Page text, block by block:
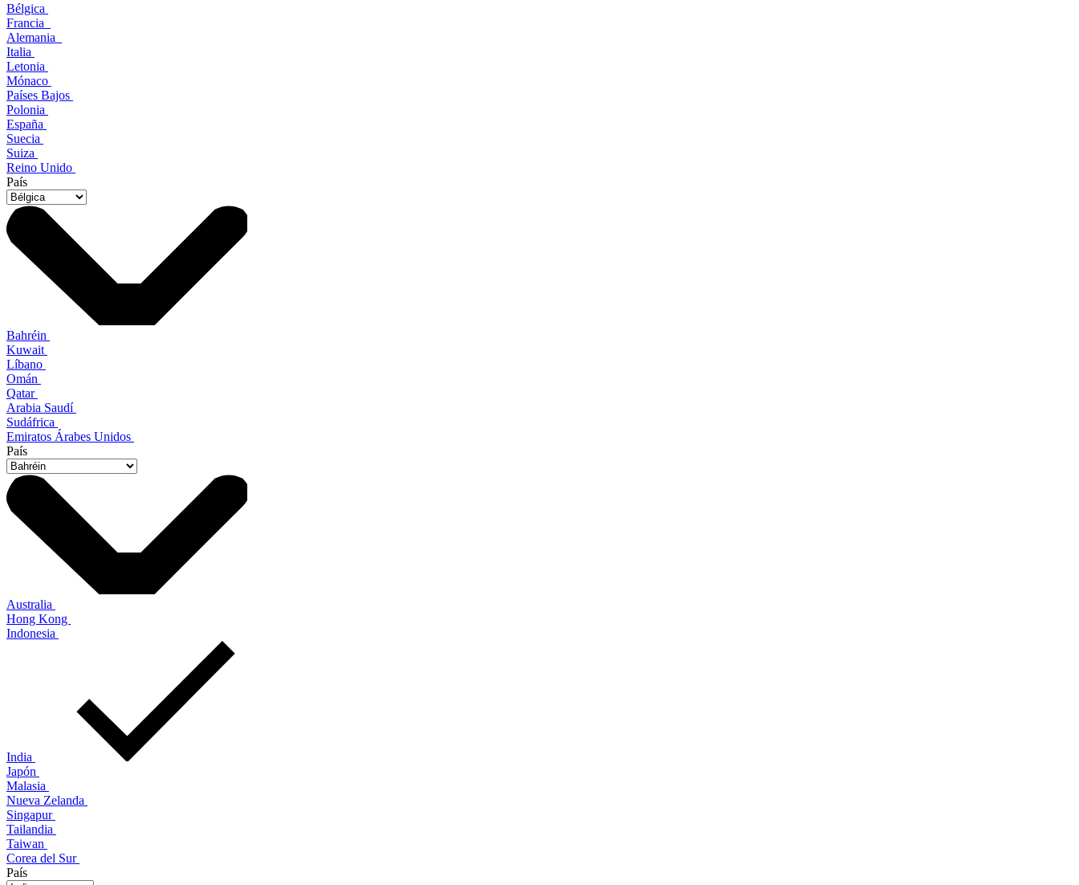
Bélgica
Francia
Alemania
Italia
Letonia
Mónaco
Países Bajos
Polonia
España
Suecia
Suiza
Reino Unido
País
Bahréin
Kuwait
Líbano
Omán
Qatar
Arabia Saudí
Sudáfrica
Emiratos Árabes Unidos
País
Australia
Hong Kong
Indonesia
India
Japón
Malasia
Nueva Zelanda
Singapur
Tailandia
Taiwan
Corea del Sur
País